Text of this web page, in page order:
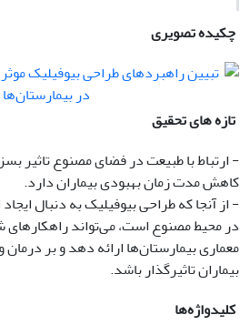
چکیده تصویری
تازه های تحقیق
- ارتباط با طبیعت در فضای مصنوع تاثیر
کاهش مدت زمان بهبودی بیماران دارد.
- از آنجا که طراحی بیوفیلیک به دنبال
در محیط مصنوع است، می‌تواند
معماری بیمارستان‌ها ارائه دهد و بر
بیماران تاثیرگذار باشد.
کلیدواژه‌ها